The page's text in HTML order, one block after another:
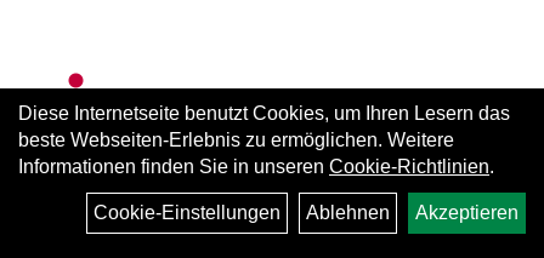
Druckstufen-Dämpfer RockShox
Crown
Diese Internetseite benutzt Cookies, um Ihren Lesern das
beste Webseiten-Erlebnis zu ermöglichen. Weitere
Informationen finden Sie in unseren Cookie-Richtlinien.
Cookie-Einstellungen Ablehnen Akzeptieren